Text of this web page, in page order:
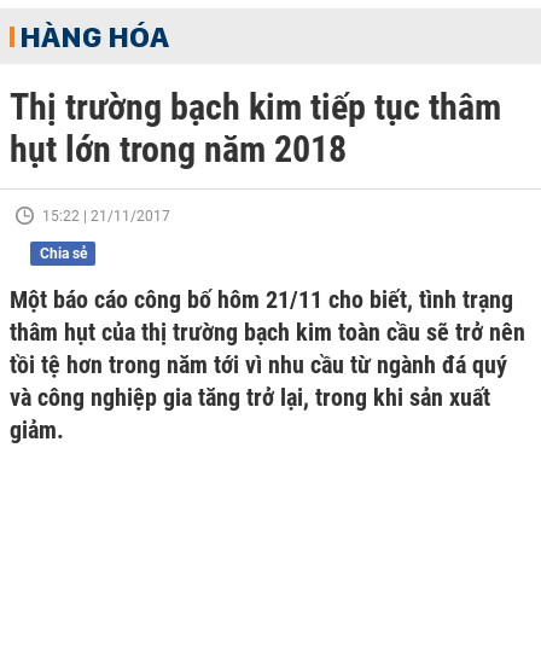
HÀNG HÓA
Thị trường bạch kim tiếp tục thâm
hụt lớn trong năm 2018
15:22 | 21/11/2017
Chia sẻ
Một báo cáo công bố hôm 21/11 cho biết, tình trạng
thâm hụt của thị trường bạch kim toàn cầu sẽ trở nên
tồi tệ hơn trong năm tới vì nhu cầu từ ngành đá quý
và công nghiệp gia tăng trở lại, trong khi sản xuất
giảm.